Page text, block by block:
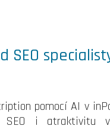
SEO
pomocí AI v
i atraktivitu